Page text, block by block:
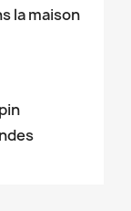
la maison